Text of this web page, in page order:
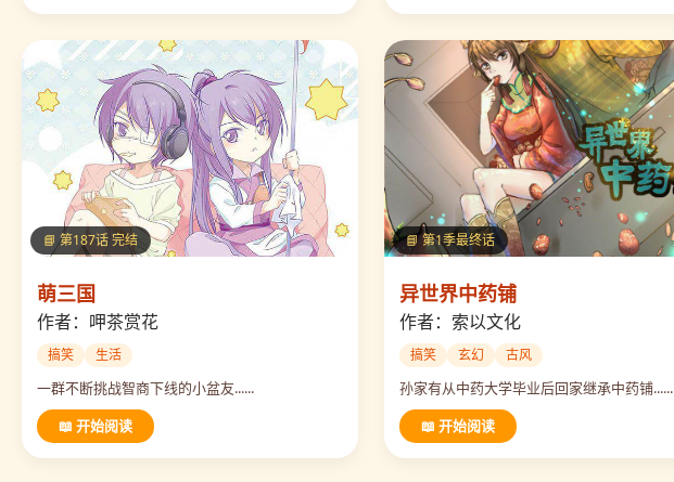
📘 第187话 完结
萌三国
作者：呷茶赏花
搞笑 生活
一群不断挑战智商下线的小盆友......
📖 开始阅读
📘 第1季最终话
异世界中药铺
作者：索以文化
搞笑 玄幻 古风
孙家有从中药大学毕业后回家继承中药铺......
📖 开始阅读